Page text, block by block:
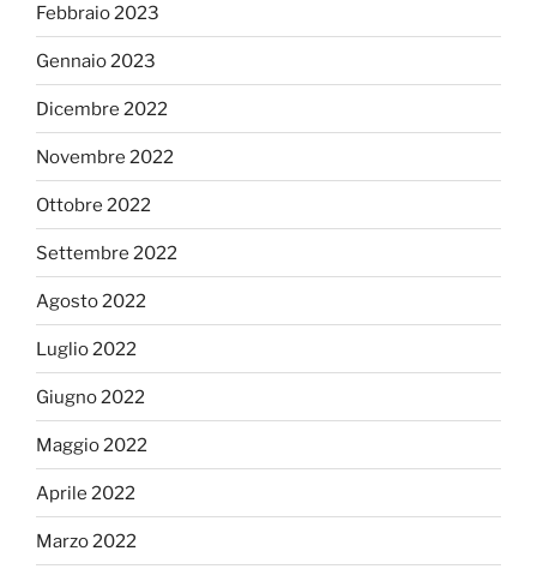
Febbraio 2023
Gennaio 2023
Dicembre 2022
Novembre 2022
Ottobre 2022
Settembre 2022
Agosto 2022
Luglio 2022
Giugno 2022
Maggio 2022
Aprile 2022
Marzo 2022